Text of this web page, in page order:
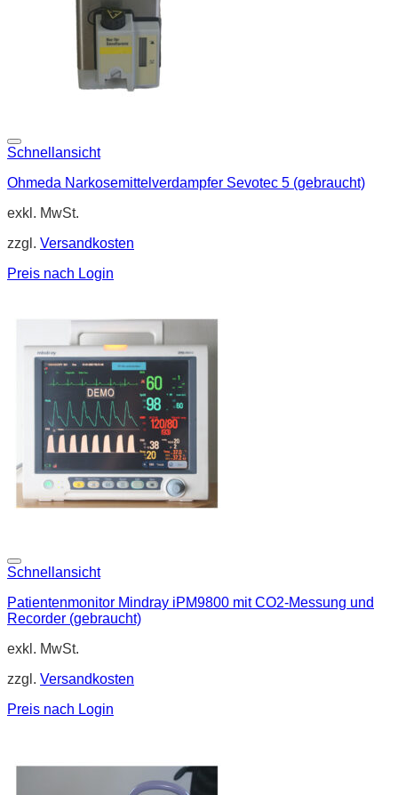
Schnellansicht
Ohmeda Narkosemittelverdampfer Sevotec 5 (gebraucht)
exkl. MwSt.
zzgl. Versandkosten
Preis nach Login
Schnellansicht
Patientenmonitor Mindray iPM9800 mit CO2-Messung und
Recorder (gebraucht)
exkl. MwSt.
zzgl. Versandkosten
Preis nach Login